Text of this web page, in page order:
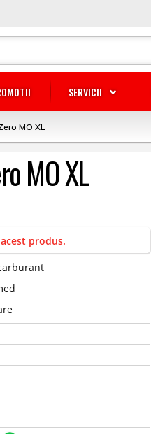
SERVICII
MO XL
MO XL
produs.